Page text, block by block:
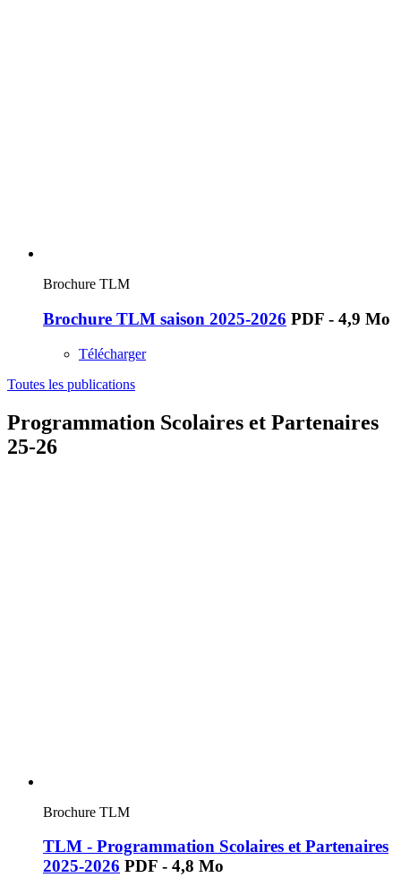
Brochure TLM
Brochure TLM saison 2025-2026 PDF - 4,9 Mo
Télécharger
Toutes les publications
Programmation Scolaires et Partenaires
25-26
Brochure TLM
TLM - Programmation Scolaires et Partenaires
2025-2026 PDF - 4,8 Mo